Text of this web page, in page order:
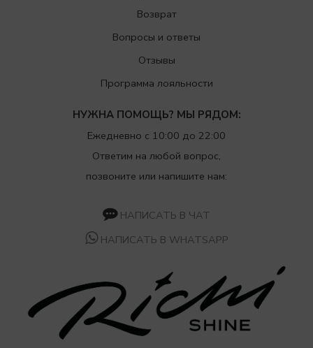
Возврат
Вопросы и ответы
Отзывы
Программа лояльности
НУЖНА ПОМОЩЬ? МЫ РЯДОМ:
Ежедневно с 10:00 до 22:00
Ответим на любой вопрос,
позвоните или напишите нам:
НАПИСАТЬ В ЧАТ
НАПИСАТЬ В WHATSAPP